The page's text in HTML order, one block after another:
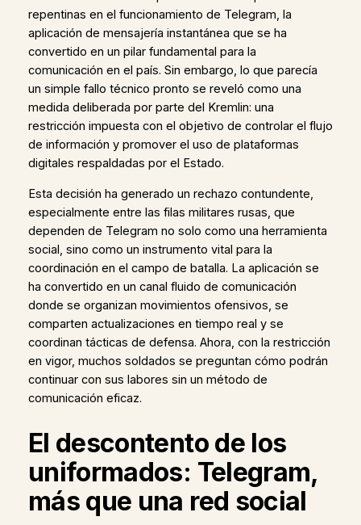
repentinas en el funcionamiento de Telegram, la
aplicación de mensajería instantánea que se ha
convertido en un pilar fundamental para la
comunicación en el país. Sin embargo, lo que parecía
un simple fallo técnico pronto se reveló como una
medida deliberada por parte del Kremlin: una
restricción impuesta con el objetivo de controlar el flujo
de información y promover el uso de plataformas
digitales respaldadas por el Estado.
Esta decisión ha generado un rechazo contundente,
especialmente entre las filas militares rusas, que
dependen de Telegram no solo como una herramienta
social, sino como un instrumento vital para la
coordinación en el campo de batalla. La aplicación se
ha convertido en un canal fluido de comunicación
donde se organizan movimientos ofensivos, se
comparten actualizaciones en tiempo real y se
coordinan tácticas de defensa. Ahora, con la restricción
en vigor, muchos soldados se preguntan cómo podrán
continuar con sus labores sin un método de
comunicación eficaz.
El descontento de los
uniformados: Telegram,
más que una red social